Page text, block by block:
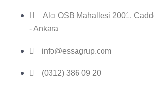
Alcı OSB Mahallesi 2001.
- Ankara
info@essagrup.com
(0312) 386 09 20